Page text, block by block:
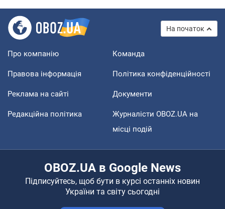
На початок
Про компанію Команда
Правова інформація Політика конфіденційності
Реклама на сайті Документи
Редакційна політика
Журналісти OBOZ.UA на
місці подій
OBOZ.UA в Google News
Підписуйтесь, щоб бути в курсі останніх новин
України та світу сьогодні